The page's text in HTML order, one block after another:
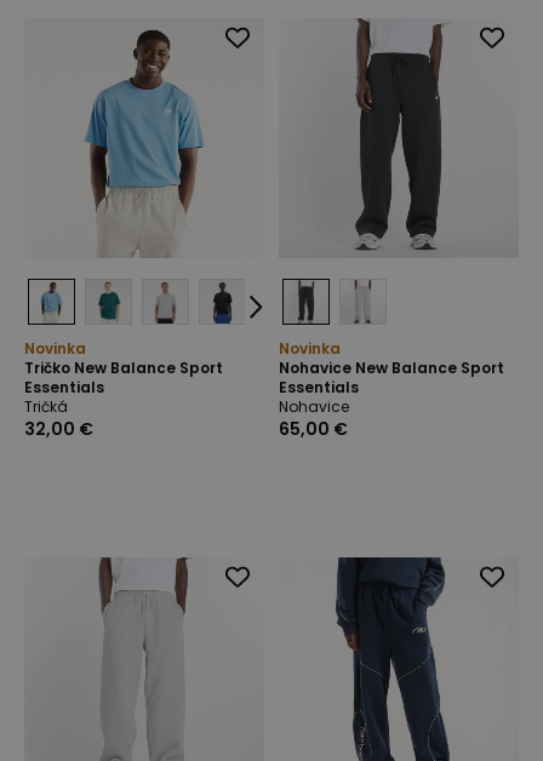
Novinka
Tričko New Balance Sport
Essentials
Tričká
32,00 €
Novinka
Nohavice New Balance Sport
Essentials
Nohavice
65,00 €